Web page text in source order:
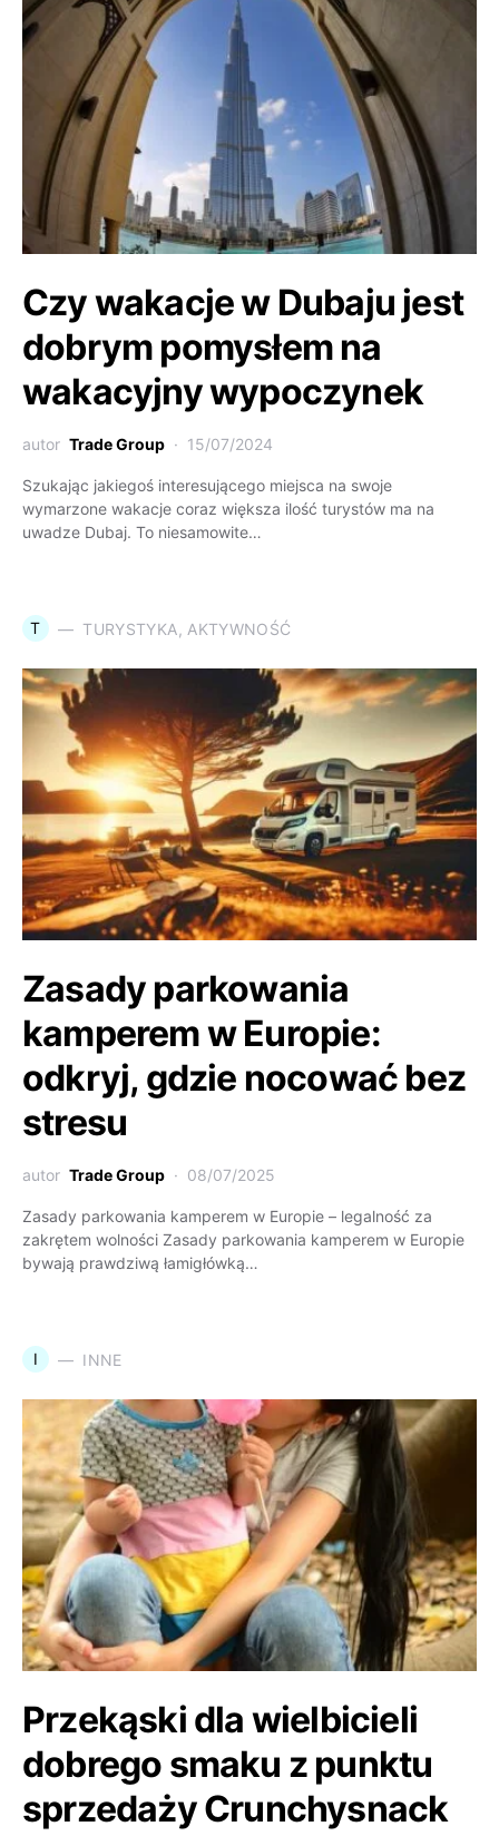
Czy wakacje w Dubaju jest
dobrym pomysłem na
wakacyjny wypoczynek
autor Trade Group 15/07/2024
Szukając jakiegoś interesującego miejsca na swoje
wymarzone wakacje coraz większa ilość turystów ma na
uwadze Dubaj. To niesamowite…
T TURYSTYKA, AKTYWNOŚĆ
Zasady parkowania
kamperem w Europie:
odkryj, gdzie nocować bez
stresu
autor Trade Group 08/07/2025
Zasady parkowania kamperem w Europie – legalność za
zakrętem wolności Zasady parkowania kamperem w Europie
bywają prawdziwą łamigłówką…
I INNE
Przekąski dla wielbicieli
dobrego smaku z punktu
sprzedaży Crunchysnack